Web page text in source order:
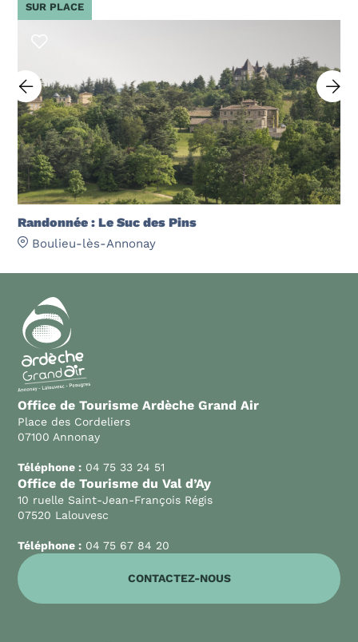
Randonnée : Le Suc des Pins
Boulieu-lès-Annonay
SUR PLACE
Office de Tourisme Ardèche Grand Air
Place des Cordeliers
07100 Annonay
Téléphone : 04 75 33 24 51
Office de Tourisme du Val d’Ay
10 ruelle Saint-Jean-François Régis
07520 Lalouvesc
Téléphone : 04 75 67 84 20
CONTACTEZ-NOUS